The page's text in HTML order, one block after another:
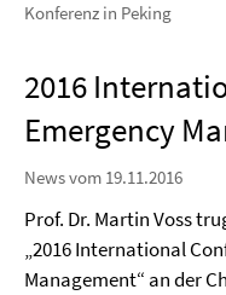
Konferenz in Peking
2016
Emergency
News vom 19.11.2016
Prof. Dr. Martin Voss
„2016 International
Management“ an der